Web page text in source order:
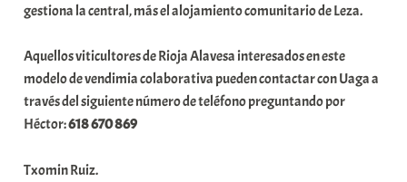
gestiona la central, más el alojamiento comunitario de Leza.
Aquellos viticultores de Rioja Alavesa interesados en este
modelo de vendimia colaborativa pueden contactar con Uaga a
través del siguiente número de teléfono preguntando por
Héctor:618 670 869
Txomin Ruiz.